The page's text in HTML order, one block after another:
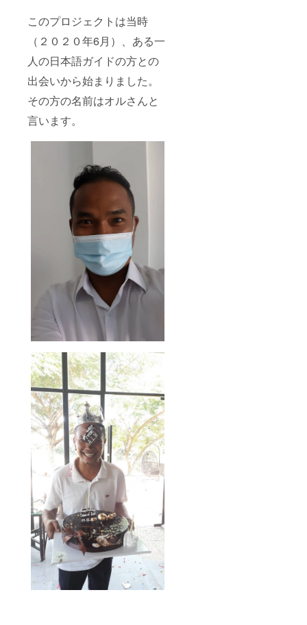
このプロジェクトは当時
（２０２０年6月）、ある一
人の日本語ガイドの方との
出会いから始まりました。
その方の名前はオルさんと
言います。